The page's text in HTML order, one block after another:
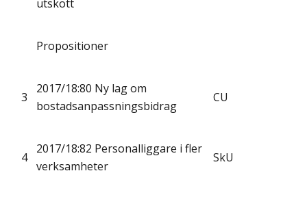
utskott
Propositioner
3
2017/18:80 Ny lag om
bostadsanpassningsbidrag
CU
4
2017/18:82 Personalliggare i fler
verksamheter
SkU